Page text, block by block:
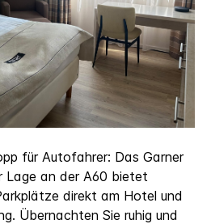
für Autofahrer: Das Garner
Lage an der A60 bietet
direkt am Hotel und
Übernachten Sie ruhig und